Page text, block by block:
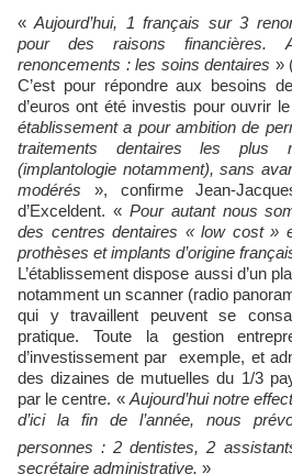
«Aujourd’hui, 1 français sur 3
pour des raisons financières.
renoncements : les soins dentaires »
C’est pour répondre aux besoins
d’euros ont été investis pour ouvrir
établissement a pour ambition de
traitements dentaires les plus
(implantologie notamment), sans
modérés », confirme Jean-
d’Exceldent. « Pour autant nous
des centres dentaires « low cost »
prothèses et implants d’origine
L’établissement dispose aussi d’un
notamment un scanner (radio
qui y travaillent peuvent se
pratique. Toute la gestion
d’investissement par exemple, et
des dizaines de mutuelles du 1/3
par le centre. « Aujourd’hui notre
d’ici la fin de l’année, nous
personnes : 2 dentistes, 2
secrétaire administrative. »